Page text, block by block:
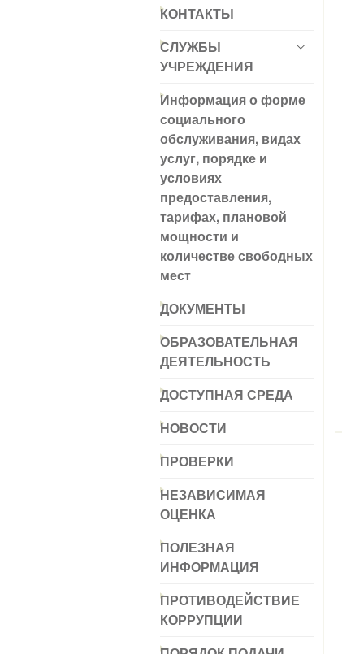
КОНТАКТЫ
СЛУЖБЫ
УЧРЕЖДЕНИЯ
Информация о форме
социального
обслуживания, видах
услуг, порядке и
условиях
предоставления,
тарифах, плановой
мощности и
количестве свободных
мест
ДОКУМЕНТЫ
ОБРАЗОВАТЕЛЬНАЯ
ДЕЯТЕЛЬНОСТЬ
ДОСТУПНАЯ СРЕДА
НОВОСТИ
ПРОВЕРКИ
НЕЗАВИСИМАЯ
ОЦЕНКА
ПОЛЕЗНАЯ
ИНФОРМАЦИЯ
ПРОТИВОДЕЙСТВИЕ
КОРРУПЦИИ